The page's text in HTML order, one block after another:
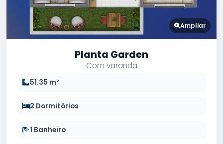
Ampliar
Planta Garden
Com varanda
51.35 m²
2 Dormitórios
1 Banheiro